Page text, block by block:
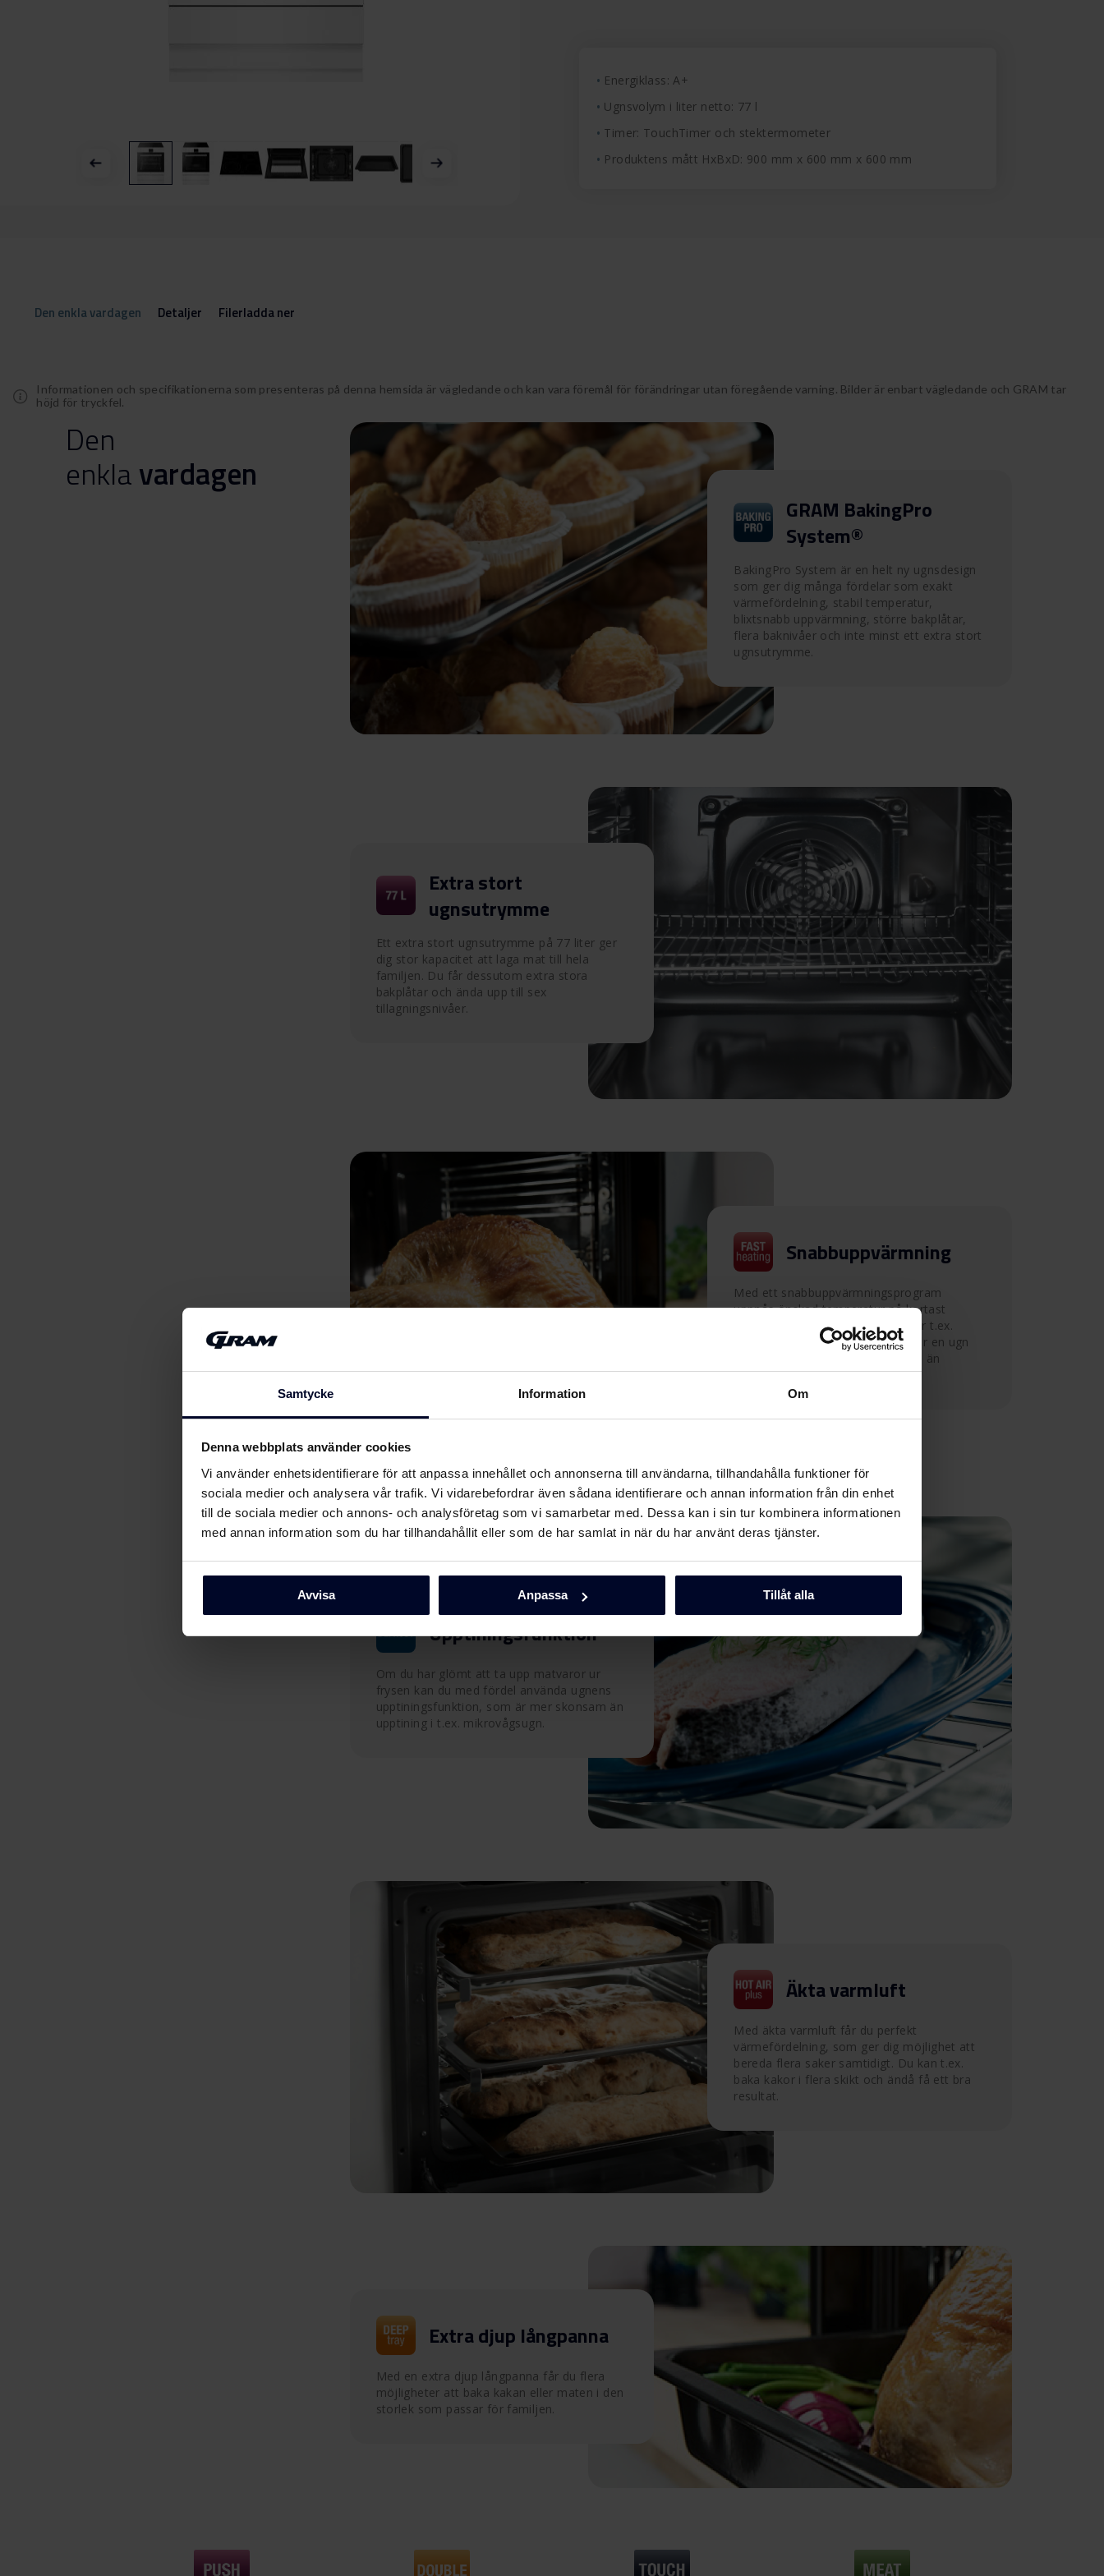
Samtycke Information Om
Denna webbplats använder cookies
Vi använder enhetsidentifierare för att anpassa innehållet och annonserna till användarna, tillhandahålla funktioner för
sociala medier och analysera vår trafik. Vi vidarebefordrar även sådana identifierare och annan information från din enhet
till de sociala medier och annons- och analysföretag som vi samarbetar med. Dessa kan i sin tur kombinera informationen
med annan information som du har tillhandahållit eller som de har samlat in när du har använt deras tjänster.
Avvisa Anpassa Tillåt alla
Energiklass: A+
Ugnsvolym i liter netto: 77 l
Timer: TouchTimer och stektermometer
Produktens mått HxBxD: 900 mm x 600 mm x 600 mm
Den enkla vardagen Detaljer Filerladda ner
Informationen och specifikationerna som presenteras på denna hemsida är vägledande och kan vara föremål för förändringar utan föregående varning. Bilder är enbart vägledande och GRAM tar
höjd för tryckfel.
Den
enklavardagen
GRAM BakingPro
System®
BakingPro System är en helt ny ugnsdesign
som ger dig många fördelar som exakt
värmefördelning, stabil temperatur,
blixtsnabb uppvärmning, större bakplåtar,
flera baknivåer och inte minst ett extra stort
ugnsutrymme.
Extra stort
ugnsutrymme
Ett extra stort ugnsutrymme på 77 liter ger
dig stor kapacitet att laga mat till hela
familjen. Du får dessutom extra stora
bakplåtar och ända upp till sex
tillagningsnivåer.
Snabbuppvärmning
Med ett snabbuppvärmningsprogram
uppnås önskad temperatur på kortast
möjliga tid. Ugnstemperaturen når t.ex.
180°C på bara 4 minuter. Så du får en ugn
som är klar att använda snabbare än
någonsin förut.
Upptiningsfunktion
Om du har glömt att ta upp matvaror ur
frysen kan du med fördel använda ugnens
upptiningsfunktion, som är mer skonsam än
upptining i t.ex. mikrovågsugn.
Äkta varmluft
Med äkta varmluft får du perfekt
värmefördelning, som ger dig möjlighet att
bereda flera saker samtidigt. Du kan t.ex.
baka kakor i flera skikt och ändå få ett bra
resultat.
Extra djup långpanna
Med en extra djup långpanna får du flera
möjligheter att baka kakan eller maten i den
storlek som passar för familjen.